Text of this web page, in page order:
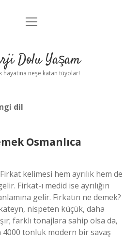
Anasayfa
Yasal Uyarı
menüyü
Dolu Yaşam
hayatına neşe katan tüyolar!
dil
Osmanlıca
kelimesi hem ayrılık hem de
Firkat-ı medid ise ayrılığın
gelir. Firkatın ne demek?
nispeten küçük, daha
farklı tonajlara sahip olsa da,
4000 tonluk modern bir savaş